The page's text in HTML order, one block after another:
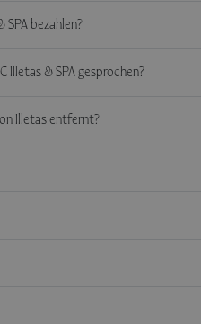
SPA bezahlen?
Illetas & SPA gesprochen?
Illetas entfernt?